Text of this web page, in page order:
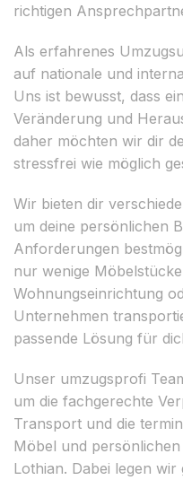
richtigen
Als erfahrenes
auf nationale und
Uns ist bewusst, dass
Veränderung und
daher möchten wir dir
stressfrei wie möglich
Wir bieten dir
um deine persönlichen
Anforderungen
nur wenige
Wohnungseinrichtung
Unternehmen
passende Lösung für
Unser umzugsprofi
um die fachgerechte
Transport und die
Möbel und
Lothian. Dabei legen